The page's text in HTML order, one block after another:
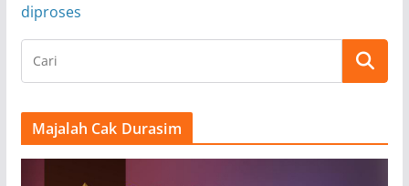
diproses
Majalah Cak Durasim